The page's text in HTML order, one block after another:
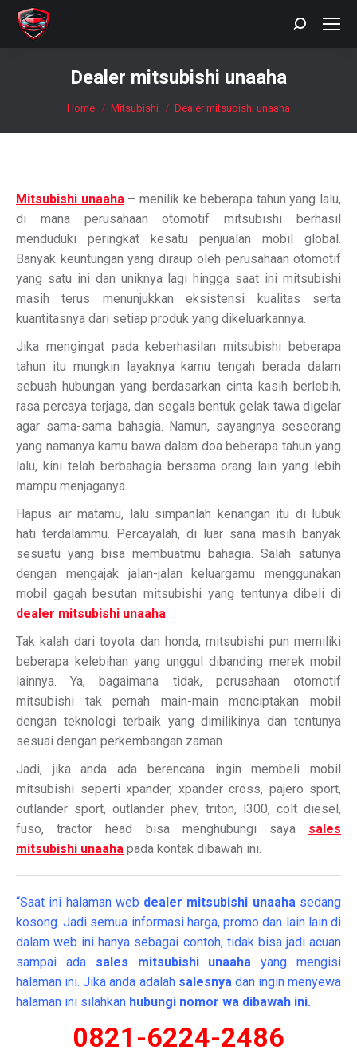
Search:
Dealer mitsubishi unaaha
You are here:
Home Mitsubishi Dealer mitsubishi unaaha
Mitsubishi unaaha– menilik ke beberapa tahun yang lalu,
di mana perusahaan otomotif mitsubishi berhasil
menduduki peringkat kesatu penjualan mobil global.
Banyak keuntungan yang diraup oleh perusahaan otomotif
yang satu ini dan uniknya lagi hingga saat ini mitsubishi
masih terus menunjukkan eksistensi kualitas serta
kuantitasnya dari setiap produk yang dikeluarkannya.
Jika mengingat pada keberhasilan mitsubishi beberapa
tahun itu mungkin layaknya kamu tengah berada dalam
sebuah hubungan yang berdasarkan cinta kasih berlebih,
rasa percaya terjaga, dan segala bentuk gelak tawa digelar
agar sama-sama bahagia. Namun, sayangnya seseorang
yang namanya kamu bawa dalam doa beberapa tahun yang
lalu, kini telah berbahagia bersama orang lain yang lebih
mampu menjaganya.
Hapus air matamu, lalu simpanlah kenangan itu di lubuk
hati terdalammu. Percayalah, di luar sana masih banyak
sesuatu yang bisa membuatmu bahagia. Salah satunya
dengan mengajak jalan-jalan keluargamu menggunakan
mobil gagah besutan mitsubishi yang tentunya dibeli di
dealer mitsubishi unaaha.
Tak kalah dari toyota dan honda, mitsubishi pun memiliki
beberapa kelebihan yang unggul dibanding merek mobil
lainnya. Ya, bagaimana tidak, perusahaan otomotif
mitsubishi tak pernah main-main menciptakan mobil
dengan teknologi terbaik yang dimilikinya dan tentunya
sesuai dengan perkembangan zaman.
Jadi, jika anda ada berencana ingin membeli mobil
mitsubishi seperti xpander, xpander cross, pajero sport,
outlander sport, outlander phev, triton, l300, colt diesel,
fuso, tractor head bisa menghubungi saya sales
mitsubishi unaaha pada kontak dibawah ini.
“Saat ini halaman web dealer mitsubishi unaaha sedang
kosong. Jadi semua informasi harga, promo dan lain lain di
dalam web ini hanya sebagai contoh, tidak bisa jadi acuan
sampai ada sales mitsubishi unaahayang mengisi
halaman ini. Jika anda adalah salesnyadan ingin menyewa
halaman ini silahkan hubungi nomor wa dibawah ini.
0821-6224-2486